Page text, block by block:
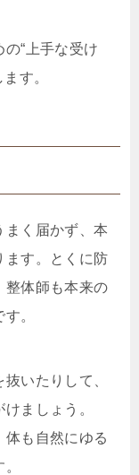
“上手な受け
す。
まく届かず、本
ます。とくに防
整体師も本来の
。
いたりして、
ましょう。
体も自然にゆる